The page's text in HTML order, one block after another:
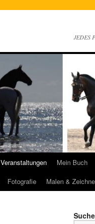
JEDES
Veranstaltungen Mein Buch
Fotografie Malen &